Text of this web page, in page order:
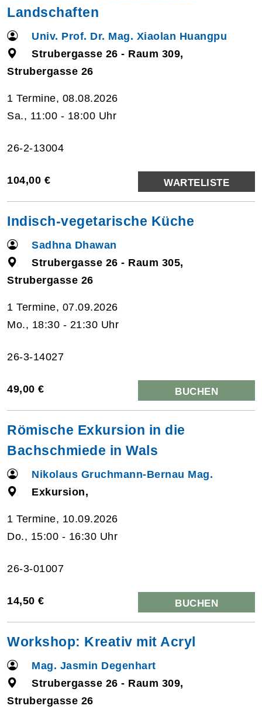
Landschaften
Univ. Prof. Dr. Mag. Xiaolan Huangpu
Strubergasse 26 - Raum 309,
Strubergasse 26
1 Termine, 08.08.2026
Sa., 11:00 - 18:00 Uhr
26-2-13004
104,00 € WARTELISTE
Indisch-vegetarische Küche
Sadhna Dhawan
Strubergasse 26 - Raum 305,
Strubergasse 26
1 Termine, 07.09.2026
Mo., 18:30 - 21:30 Uhr
26-3-14027
49,00 € BUCHEN
Römische Exkursion in die
Bachschmiede in Wals
Nikolaus Gruchmann-Bernau Mag.
Exkursion,
1 Termine, 10.09.2026
Do., 15:00 - 16:30 Uhr
26-3-01007
14,50 € BUCHEN
Workshop: Kreativ mit Acryl
Mag. Jasmin Degenhart
Strubergasse 26 - Raum 309,
Strubergasse 26